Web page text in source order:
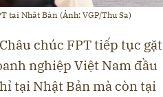
tại Nhật Bản (Ảnh: VGP/Thu Sa)
chúc FPT tiếp tục gặt
nghiệp Việt Nam đầu
tại Nhật Bản mà còn tại